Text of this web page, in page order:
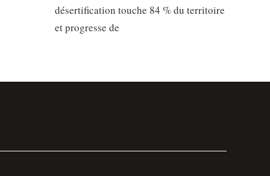
désertification touche 84 % du territoire
et progresse de